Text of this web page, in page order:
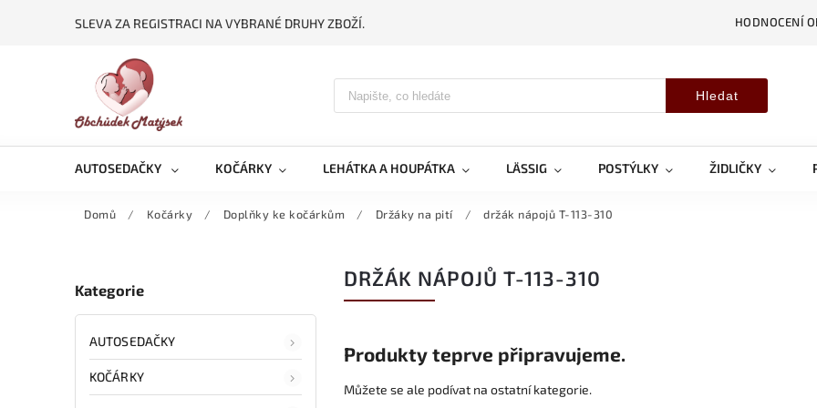
SLEVA ZA REGISTRACI NA VYBRANÉ DRUHY ZBOŽÍ. HODNOCENÍ
Hledat
AUTOSEDAČKY KOČÁRKY LEHÁTKA A HOUPÁTKA LÄSSIG POSTÝLKY ŽIDLIČKY
Domů / Kočárky / Doplňky ke kočárkům / Držáky na pití / držák nápojů T-113-310
Kategorie
AUTOSEDAČKY
KOČÁRKY
DRŽÁK NÁPOJŮ T-113-310
Produkty teprve připravujeme.
Můžete se ale podívat na ostatní kategorie.